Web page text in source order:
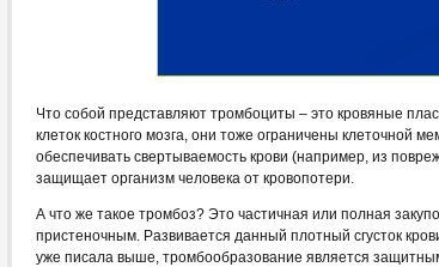
Что собой представляют тромбоциты – это кровяные
клеток костного мозга, они тоже ограничены клеточной
обеспечивать свертываемость крови (например, из
защищает организм человека от кровопотери.
А что же такое тромбоз? Это частичная или полная
пристеночным. Развивается данный плотный сгусток
уже писала выше, тромбообразование является